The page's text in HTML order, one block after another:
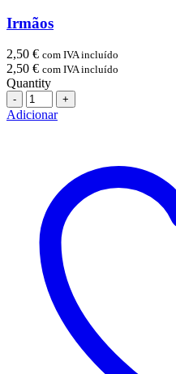
Irmãos
2,50 € com IVA incluído
2,50 € com IVA incluído
Quantity
Quantidade
Adicionar